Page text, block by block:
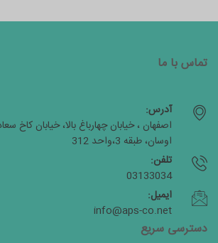
تماس با ما
آدرس:
اصفهان ، خیابان چهارباغ بالا، خیابان کاخ
اوسان، طبقه 3،واحد 312
تلفن:
03133034
ایمیل:
info@aps-co.net
دسترسی سریع